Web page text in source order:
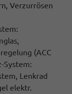
Verzurrösen
(ACC
System:
Lenkrad
elektr.